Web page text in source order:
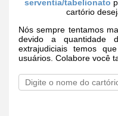
serventia/tabelionato
cartório
Nós sempre tentamos
devido a quantidade
extrajudiciais temos
usuários. Colabore você